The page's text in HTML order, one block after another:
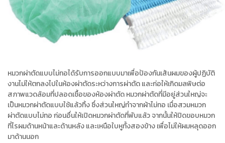
หมวกผ่าตัดแบบไม่ทอได้รับการออกแบบมาเพื่อป้องกันเส้นผมของผู้ปฏิบัติ
งานไม่ให้ตกลงไปในห้องผ่าตัดระหว่างการผ่าตัด และก่อให้เกิดมลพิษต่อ
สภาพแวดล้อมที่ปลอดเชื้อของห้องผ่าตัด หมวกผ่าตัดที่มีอยู่ส่วนใหญ่จะ
เป็นหมวกผ่าตัดแบบใช้แล้วทิ้ง ซึ่งส่วนใหญ่ทำจากผ้าไม่ทอ เมื่อสวมหมวก
ผ่าตัดแบบไม่ทอ ก่อนอื่นให้เปิดหมวกผ่าตัดที่พับแล้ว จากนั้นให้ปิดขอบหมวก
ที่ไรผมด้านหน้าและด้านหลัง และเหนือใบหูทั้งสองข้าง เพื่อไม่ให้ผมหลุดออก
มาด้านนอก